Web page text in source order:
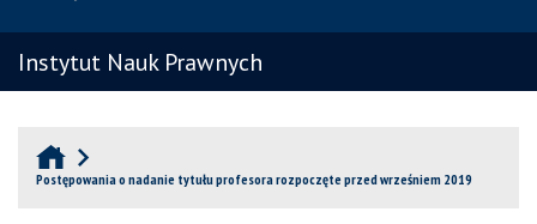
Instytut Nauk Prawnych
Postępowania o nadanie tytułu profesora rozpoczęte przed wrześniem 2019